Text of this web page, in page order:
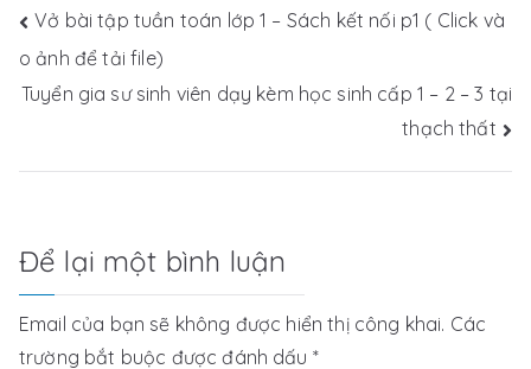
Điều
hướng
viết
Vở bài tập tuần toán lớp 1 – Sách kết nối p1 ( Click và
o ảnh để tải file)
Tuyển gia sư sinh viên dạy kèm học sinh cấp 1 – 2 – 3 tại
thạch thất
Để lại một bình luận
Email của bạn sẽ không được hiển thị công khai. Các
trường bắt buộc được đánh dấu *